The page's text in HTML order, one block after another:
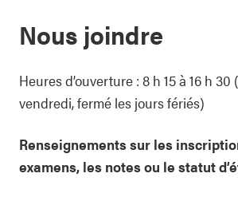
Nous joindre
Heures d’ouverture : 8 h 15 à 16 h
vendredi, fermé les jours fériés)
Renseignements sur les
examens, les notes ou le statut